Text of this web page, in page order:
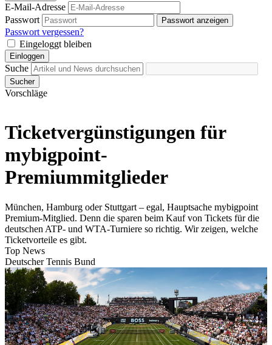
E-Mail-Adresse
Passwort
Passwort anzeigen
Passwort vergessen?
Eingeloggt bleiben
Einloggen
Suche
Sucher
Vorschläge
Ticketvergünstigungen für
mybigpoint-
Premiummitglieder
München, Hamburg oder Stuttgart – egal, Hauptsache mybigpoint
Premium-Mitglied. Denn die sparen beim Kauf von Tickets für die
deutschen ATP- und WTA-Turniere so richtig. Wir zeigen, welche
Ticketvorteile es gibt.
Top News
Deutscher Tennis Bund